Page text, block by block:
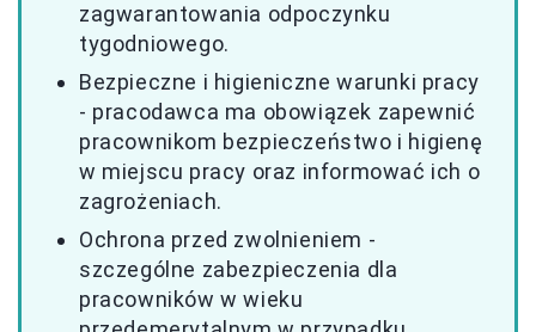
zagwarantowania odpoczynku
tygodniowego.
Bezpieczne i higieniczne warunki pracy
- pracodawca ma obowiązek zapewnić
pracownikom bezpieczeństwo i higienę
w miejscu pracy oraz informować ich o
zagrożeniach.
Ochrona przed zwolnieniem -
szczególne zabezpieczenia dla
pracowników w wieku